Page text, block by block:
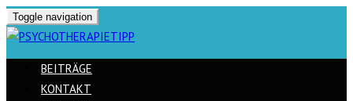
Toggle navigation
BEITRÄGE
KONTAKT